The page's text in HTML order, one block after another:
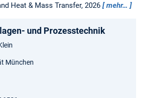
Heat & Mass Transfer, 2026
mehr…
und Prozesstechnik
München